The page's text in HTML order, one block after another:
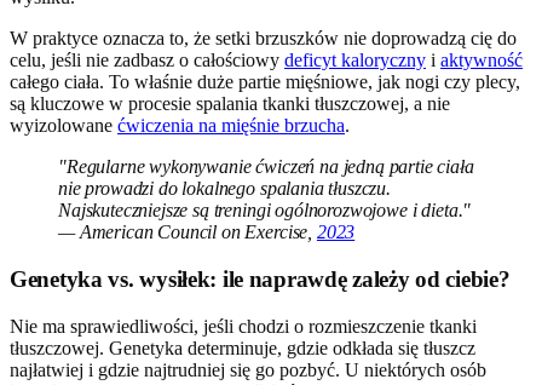
W praktyce oznacza to, że setki brzuszków nie doprowadzą cię do
celu, jeśli nie zadbasz o całościowy deficyt kaloryczny i aktywność
całego ciała. To właśnie duże partie mięśniowe, jak nogi czy plecy,
są kluczowe w procesie spalania tkanki tłuszczowej, a nie
wyizolowane ćwiczenia na mięśnie brzucha.
"Regularne wykonywanie ćwiczeń na jedną partie ciała
nie prowadzi do lokalnego spalania tłuszczu.
Najskuteczniejsze są treningi ogólnorozwojowe i dieta."
— American Council on Exercise, 2023
Genetyka vs. wysiłek: ile naprawdę zależy od ciebie?
Nie ma sprawiedliwości, jeśli chodzi o rozmieszczenie tkanki
tłuszczowej. Genetyka determinuje, gdzie odkłada się tłuszcz
najłatwiej i gdzie najtrudniej się go pozbyć. U niektórych osób